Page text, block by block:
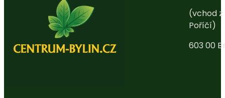
(vchod
Poříčí)
603 00